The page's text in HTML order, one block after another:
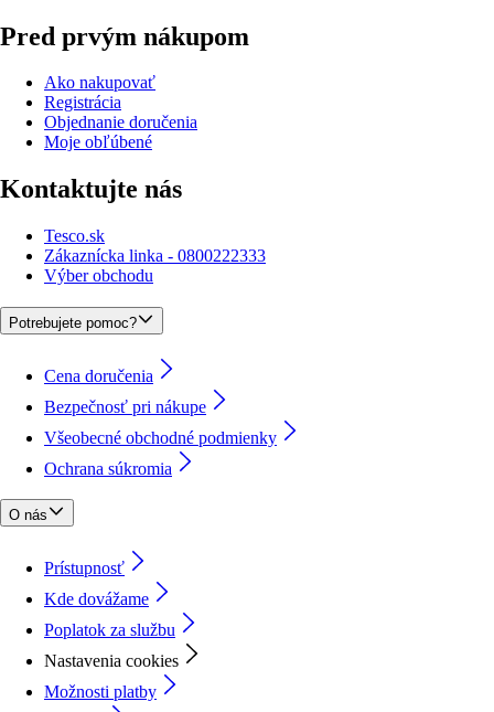
Pred prvým nákupom
Ako nakupovať
Registrácia
Objednanie doručenia
Moje obľúbené
Kontaktujte nás
Tesco.sk
Zákaznícka linka - 0800222333
Výber obchodu
Potrebujete pomoc?
Cena doručenia
Bezpečnosť pri nákupe
Všeobecné obchodné podmienky
Ochrana súkromia
O nás
Prístupnosť
Kde dovážame
Poplatok za službu
Nastavenia cookies
Možnosti platby